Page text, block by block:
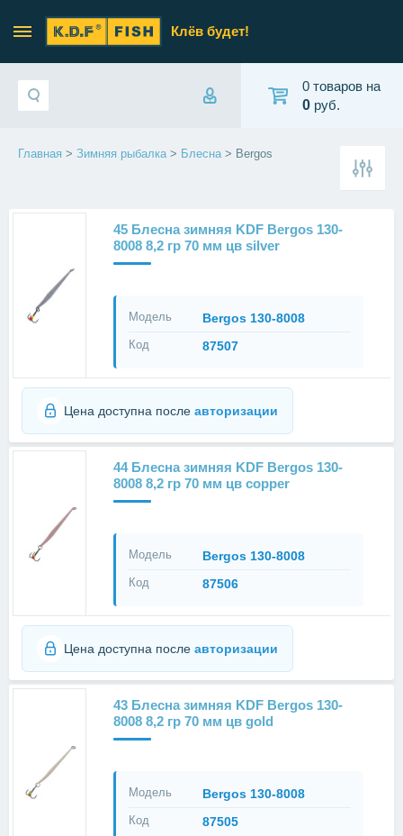
Клёв будет!
0 товаров на
0 руб.
Главная > Зимняя рыбалка> Блесна> Bergos
45 Блесна зимняя KDF Bergos 130-
8008 8,2 гр 70 мм цв silver
Модель Bergos 130-8008
Код 87507
Цена доступна после авторизации
44 Блесна зимняя KDF Bergos 130-
8008 8,2 гр 70 мм цв copper
Модель Bergos 130-8008
Код 87506
Цена доступна после авторизации
43 Блесна зимняя KDF Bergos 130-
8008 8,2 гр 70 мм цв gold
Модель Bergos 130-8008
Код 87505